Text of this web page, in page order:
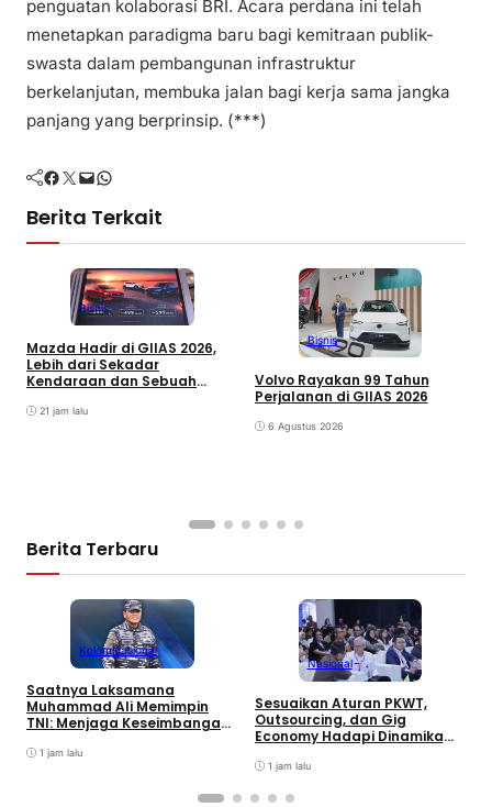
penguatan kolaborasi BRI. Acara perdana ini telah
menetapkan paradigma baru bagi kemitraan publik-
swasta dalam pembangunan infrastruktur
berkelanjutan, membuka jalan bagi kerja sama jangka
panjang yang berprinsip. (***)
Facebook Twitter Mail WhatsApp
Berita Terkait
Bisnis
Mazda Hadir di GIIAS 2026,
Lebih dari Sekadar
Kendaraan dan Sebuah
21 jam lalu
Bisnis
Volvo Rayakan 99 Tahun
Perjalanan di GIIAS 2026
6 Agustus 2026
Berita Terbaru
KolomNasional
Saatnya Laksamana
Muhammad Ali Memimpin
TNI: Menjaga Keseimbangan
Antarmatra
1 jam lalu
Nasional
Sesuaikan Aturan PKWT,
Outsourcing, dan Gig
Economy Hadapi Dinamika
1 jam lalu